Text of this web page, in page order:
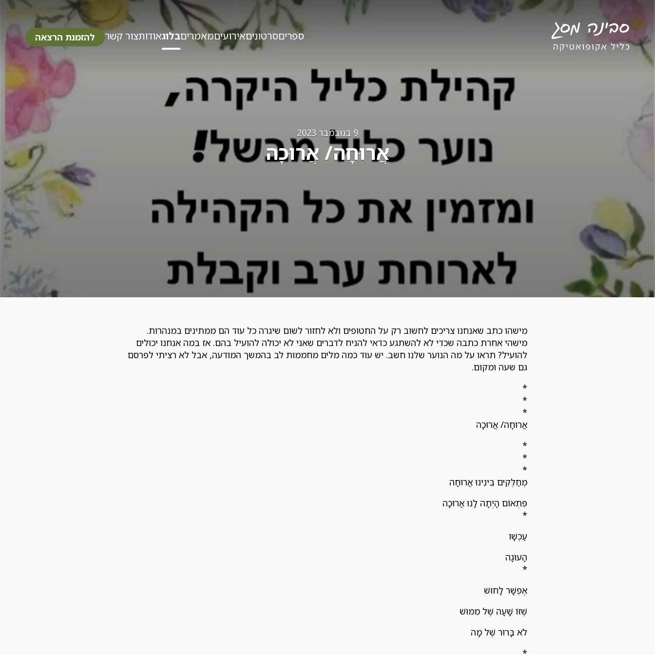
ספריםסרטוניםאירועיםמאמריםבלוגאודותצור קשר להזמנת הרצאה
9 בנובמבר 2023
אֲרוּחָה/ אֲרוּכָה
מישהו כתב שאנחנו צריכים לחשוב רק על החטופים ולא לחזור לשום שיגרה כל עוד הם ממתינים במנהרות.
מישהי אחרת כתבה שכדי לא להשתגע כדאי להניח לדברים שאני לא יכולה להועיל בהם. אז במה אנחנו יכולים
להועיל? תראו על מה הנוער שלנו חשב. יש עוד כמה מלים מחממות לב בהמשך המודעה, אבל לא רציתי לפרסם
גם שעה ומקום.
*
*
*
אֲרוּחָה/ אֲרוּכָה
*
*
*
מְחַלְּקִים בֵּינֵינוּ אֲרוּחָה
פִּתְאוֹם הָיְתָה לָנוּ אֲרוּכָה
*
עַכְשָׁו
הָעוּגָה
*
אֶפְשָׁר לָחוּשׁ
שֶׁזּוֹ שָׁעָה שֶׁל מִמּוּשׁ
לֹא בָּרוּר שֶׁל מָה